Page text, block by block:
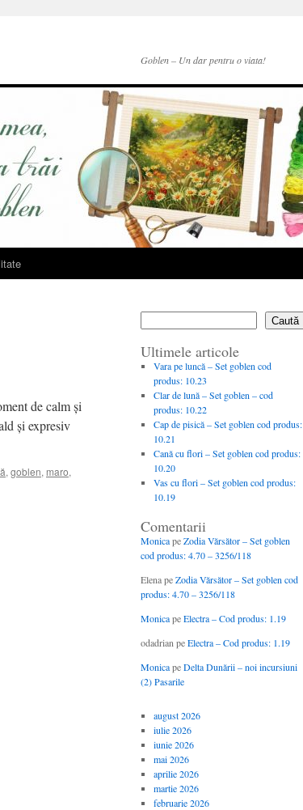
Goblen – Un dar pentru o viata!
de calm și
și expresiv
, goblen, maro,
Caută
Ultimele articole
Vara pe luncă – Set goblen cod
produs: 10.23
Clar de lună – Set goblen – cod
produs: 10.22
Cap de pisică – Set goblen cod produs:
10.21
Cană cu flori – Set goblen cod produs:
10.20
Vas cu flori – Set goblen cod produs:
10.19
Comentarii
MonicapeZodia Vărsător – Set goblen
cod produs: 4.70 – 3256/118
ElenapeZodia Vărsător – Set goblen cod
produs: 4.70 – 3256/118
MonicapeElectra – Cod produs: 1.19
odadrian peElectra – Cod produs: 1.19
MonicapeDelta Dunării – noi incursiuni
(2) Pasarile
august 2026
iulie 2026
iunie 2026
mai 2026
aprilie 2026
martie 2026
februarie 2026